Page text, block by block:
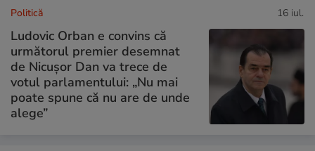
Politică 16 iul.
Ludovic Orban e convins că
următorul premier desemnat
de Nicușor Dan va trece de
votul parlamentului: „Nu mai
poate spune că nu are de unde
alege”